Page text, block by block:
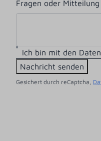
Fragen oder Mitteilung
Ich bin mit den
Nachricht senden
Gesichert durch reCaptcha,